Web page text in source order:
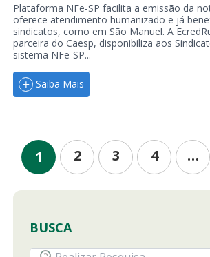
Plataforma NFe-SP facilita a emissão da
oferece atendimento humanizado e já
sindicatos, como em São Manuel. A
parceira do Caesp, disponibiliza aos
sistema NFe-SP...
Saiba Mais
1 2 3 4 …
BUSCA